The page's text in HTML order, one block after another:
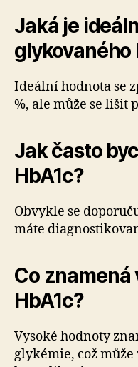
Jaká je
Ideální hodnota se
%, ale může se lišit
Jak často
HbA1c?
Obvykle se
máte
Co znamená
HbA1c?
Vysoké hodnoty
glykémie, což